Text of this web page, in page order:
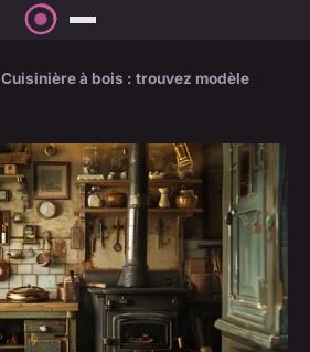
Cuisinière à bois : trouvez modèle